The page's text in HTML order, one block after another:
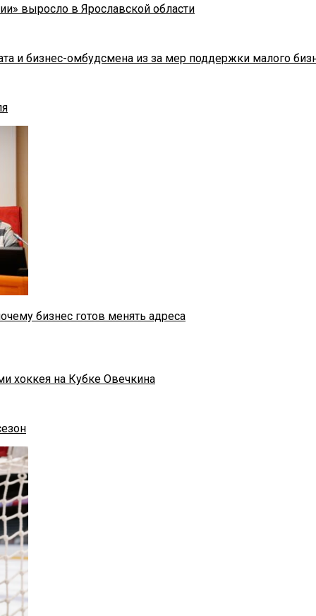
выросло в Ярославской области
и бизнес-омбудсмена из за мер поддержки малого
бизнес готов менять адреса
хоккея на Кубке Овечкина